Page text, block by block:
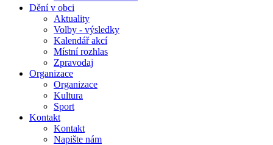
Dění v obci
Aktuality
Volby - výsledky
Kalendář akcí
Místní rozhlas
Zpravodaj
Organizace
Organizace
Kultura
Sport
Kontakt
Kontakt
Napište nám